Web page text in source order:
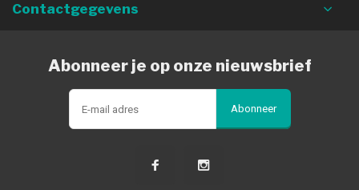
Contactgegevens
Abonneer je op onze nieuwsbrief
Abonneer